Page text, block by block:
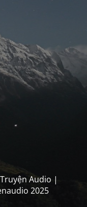
Audio |
2025